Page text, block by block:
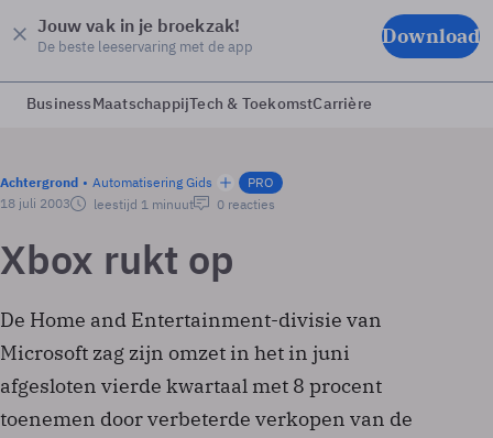
Jouw vak in je broekzak!
De beste leeservaring met de app Download
BusinessMaatschappijTech & ToekomstCarrière
Achtergrond Automatisering Gids
PRO
18 juli 2003
leestijd 1 minuut 0 reacties
Xbox rukt op
De Home and Entertainment-divisie van
Microsoft zag zijn omzet in het in juni
afgesloten vierde kwartaal met 8 procent
toenemen door verbeterde verkopen van de